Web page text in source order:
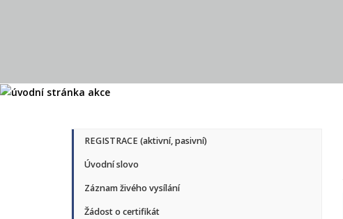
REGISTRACE (aktivní, pasivní)
Úvodní slovo
Záznam živého vysílání
Žádost o certifikát